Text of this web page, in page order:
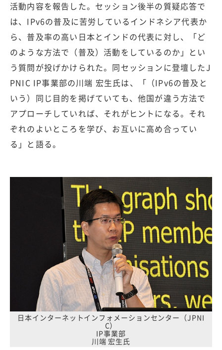
活動内容を報告した。セッション後半の質疑応答で
は、IPv6の普及に苦労しているインドネシア代表か
ら、普及率の高い日本とインドの代表に対し、「ど
のような方法で（普及）活動をしているのか」とい
う質問が投げかけられた。同セッションに登壇したJ
PNIC IP事業部の川端 宏生氏は、「（IPv6の普及と
いう）同じ目的を掲げていても、他国が違う方法で
アプローチしていれば、それがヒントになる。それ
ぞれのよいところを学び、お互いに高め合ってい
る」と語る。
日本インターネットインフォメーションセンター（JPNI
C）
IP事業部
川端 宏生氏